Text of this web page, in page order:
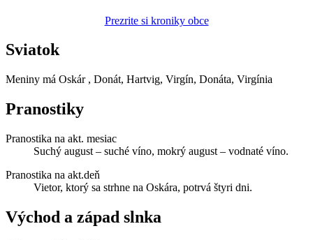
Prezrite si kroniky obce
Sviatok
Meniny má Oskár , Donát, Hartvig, Virgín, Donáta, Virgínia
Pranostiky
Pranostika na akt. mesiac
Suchý august – suché víno, mokrý august – vodnaté víno.
Pranostika na akt.deň
Vietor, ktorý sa strhne na Oskára, potrvá štyri dni.
Východ a západ slnka